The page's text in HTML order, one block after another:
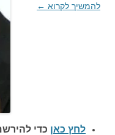
להמשיך לקרוא ←
לחץ כאן כדי